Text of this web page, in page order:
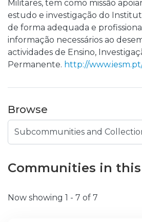
Militares, tem como missão
estudo e investigação do
de forma adequada e
informação necessários ao
actividades de Ensino,
Permanente. http://
Browse
Communities in
Now showing 1 - 7 of 7